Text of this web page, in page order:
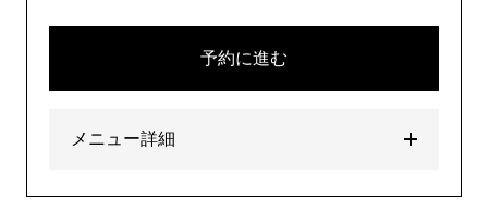
予約に進む
メニュー詳細